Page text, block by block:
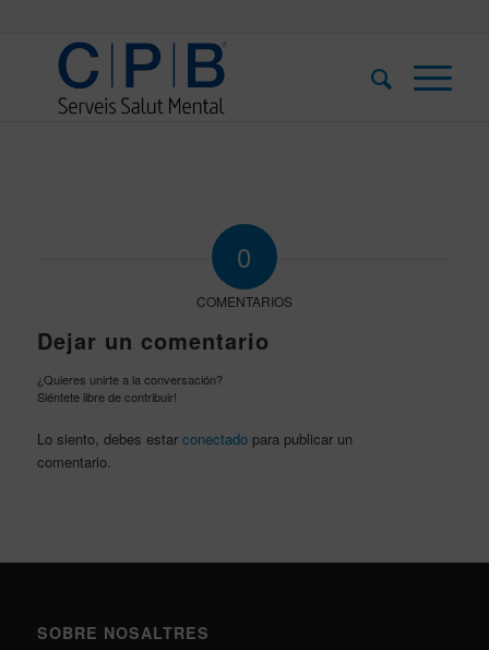
0
COMENTARIOS
Dejar un comentario
¿Quieres unirte a la conversación?
Siéntete libre de contribuir!
Lo siento, debes estar conectadopara publicar un
comentario.
SOBRE NOSALTRES